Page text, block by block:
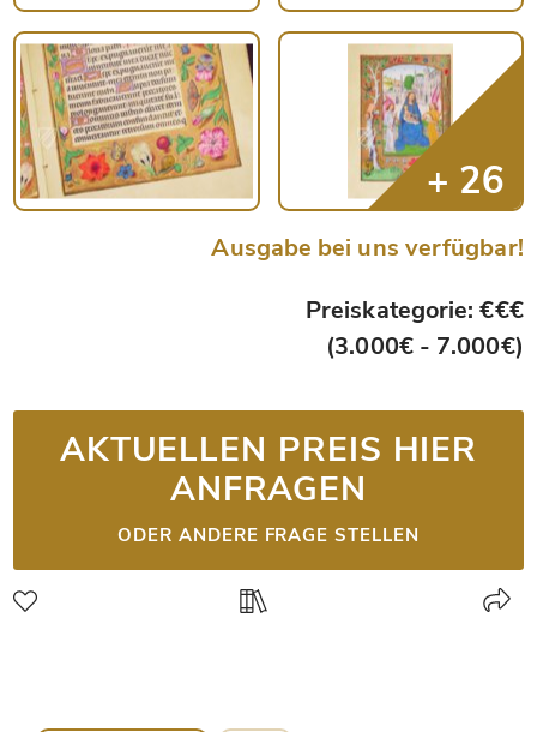
Ausgabe bei uns verfügbar!
Preiskategorie: €€€
(3.000€ - 7.000€)
AKTUELLEN PREIS HIER
ANFRAGEN
ODER ANDERE FRAGE STELLEN